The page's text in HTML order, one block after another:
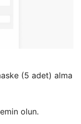
(5 adet) alma
olun.